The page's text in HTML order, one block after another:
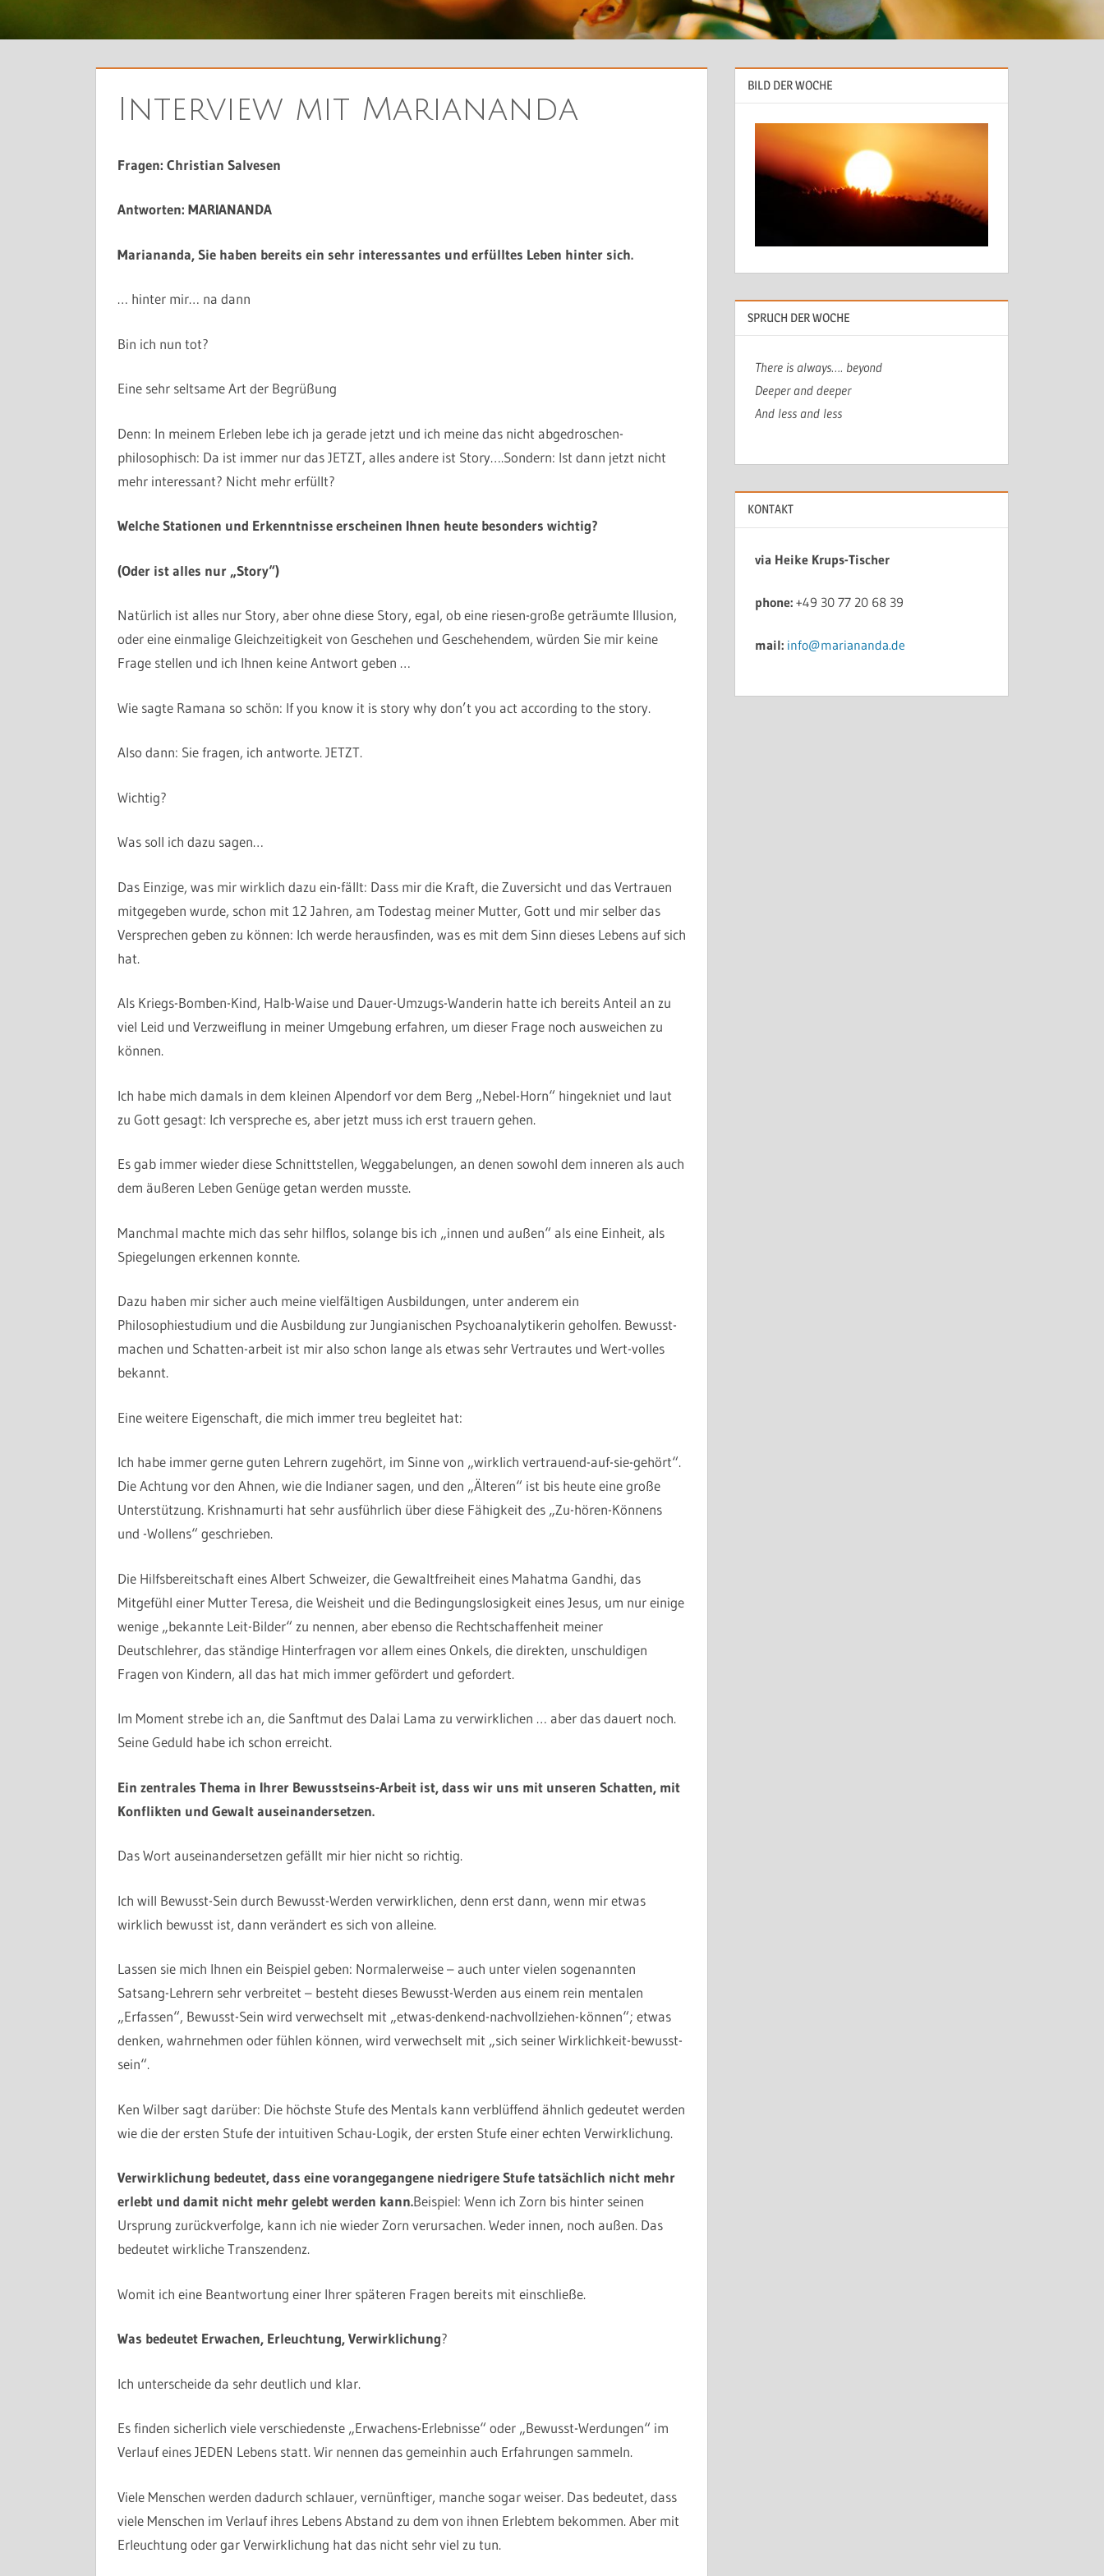
Interview mit Mariananda
Fragen: Christian Salvesen
Antworten: MARIANANDA
Mariananda, Sie haben bereits ein sehr interessantes und erfülltes Leben hinter sich.
… hinter mir… na dann
Bin ich nun tot?
Eine sehr seltsame Art der Begrüßung
Denn: In meinem Erleben lebe ich ja gerade jetzt und ich meine das nicht abgedroschen-
philosophisch: Da ist immer nur das JETZT, alles andere ist Story….Sondern: Ist dann jetzt nicht
mehr interessant? Nicht mehr erfüllt?
Welche Stationen und Erkenntnisse erscheinen Ihnen heute besonders wichtig?
(Oder ist alles nur „Story“)
Natürlich ist alles nur Story, aber ohne diese Story, egal, ob eine riesen-große geträumte Illusion,
oder eine einmalige Gleichzeitigkeit von Geschehen und Geschehendem, würden Sie mir keine
Frage stellen und ich Ihnen keine Antwort geben …
Wie sagte Ramana so schön: If you know it is story why don’t you act according to the story.
Also dann: Sie fragen, ich antworte. JETZT.
Wichtig?
Was soll ich dazu sagen…
Das Einzige, was mir wirklich dazu ein-fällt: Dass mir die Kraft, die Zuversicht und das Vertrauen
mitgegeben wurde, schon mit 12 Jahren, am Todestag meiner Mutter, Gott und mir selber das
Versprechen geben zu können: Ich werde herausfinden, was es mit dem Sinn dieses Lebens auf sich
hat.
Als Kriegs-Bomben-Kind, Halb-Waise und Dauer-Umzugs-Wanderin hatte ich bereits Anteil an zu
viel Leid und Verzweiflung in meiner Umgebung erfahren, um dieser Frage noch ausweichen zu
können.
Ich habe mich damals in dem kleinen Alpendorf vor dem Berg „Nebel-Horn“ hingekniet und laut
zu Gott gesagt: Ich verspreche es, aber jetzt muss ich erst trauern gehen.
Es gab immer wieder diese Schnittstellen, Weggabelungen, an denen sowohl dem inneren als auch
dem äußeren Leben Genüge getan werden musste.
Manchmal machte mich das sehr hilflos, solange bis ich „innen und außen“ als eine Einheit, als
Spiegelungen erkennen konnte.
Dazu haben mir sicher auch meine vielfältigen Ausbildungen, unter anderem ein
Philosophiestudium und die Ausbildung zur Jungianischen Psychoanalytikerin geholfen. Bewusst-
machen und Schatten-arbeit ist mir also schon lange als etwas sehr Vertrautes und Wert-volles
bekannt.
Eine weitere Eigenschaft, die mich immer treu begleitet hat:
Ich habe immer gerne guten Lehrern zugehört, im Sinne von „wirklich vertrauend-auf-sie-gehört“.
Die Achtung vor den Ahnen, wie die Indianer sagen, und den „Älteren“ ist bis heute eine große
Unterstützung. Krishnamurti hat sehr ausführlich über diese Fähigkeit des „Zu-hören-Könnens
und -Wollens“ geschrieben.
Die Hilfsbereitschaft eines Albert Schweizer, die Gewaltfreiheit eines Mahatma Gandhi, das
Mitgefühl einer Mutter Teresa, die Weisheit und die Bedingungslosigkeit eines Jesus, um nur einige
wenige „bekannte Leit-Bilder“ zu nennen, aber ebenso die Rechtschaffenheit meiner
Deutschlehrer, das ständige Hinterfragen vor allem eines Onkels, die direkten, unschuldigen
Fragen von Kindern, all das hat mich immer gefördert und gefordert.
Im Moment strebe ich an, die Sanftmut des Dalai Lama zu verwirklichen … aber das dauert noch.
Seine Geduld habe ich schon erreicht.
Ein zentrales Thema in Ihrer Bewusstseins-Arbeit ist, dass wir uns mit unseren Schatten, mit
Konflikten und Gewalt auseinandersetzen.
Das Wort auseinandersetzen gefällt mir hier nicht so richtig.
Ich will Bewusst-Sein durch Bewusst-Werden verwirklichen, denn erst dann, wenn mir etwas
wirklich bewusst ist, dann verändert es sich von alleine.
Lassen sie mich Ihnen ein Beispiel geben: Normalerweise – auch unter vielen sogenannten
Satsang-Lehrern sehr verbreitet – besteht dieses Bewusst-Werden aus einem rein mentalen
„Erfassen“, Bewusst-Sein wird verwechselt mit „etwas-denkend-nachvollziehen-können“; etwas
denken, wahrnehmen oder fühlen können, wird verwechselt mit „sich seiner Wirklichkeit-bewusst-
sein“.
Ken Wilber sagt darüber: Die höchste Stufe des Mentals kann verblüffend ähnlich gedeutet werden
wie die der ersten Stufe der intuitiven Schau-Logik, der ersten Stufe einer echten Verwirklichung.
Verwirklichung bedeutet, dass eine vorangegangene niedrigere Stufe tatsächlich nicht mehr
erlebt und damit nicht mehr gelebt werden kann.Beispiel: Wenn ich Zorn bis hinter seinen
Ursprung zurückverfolge, kann ich nie wieder Zorn verursachen. Weder innen, noch außen. Das
bedeutet wirkliche Transzendenz.
Womit ich eine Beantwortung einer Ihrer späteren Fragen bereits mit einschließe.
Was bedeutet Erwachen, Erleuchtung, Verwirklichung?
Ich unterscheide da sehr deutlich und klar.
Es finden sicherlich viele verschiedenste „Erwachens-Erlebnisse“ oder „Bewusst-Werdungen“ im
Verlauf eines JEDEN Lebens statt. Wir nennen das gemeinhin auch Erfahrungen sammeln.
Viele Menschen werden dadurch schlauer, vernünftiger, manche sogar weiser. Das bedeutet, dass
viele Menschen im Verlauf ihres Lebens Abstand zu dem von ihnen Erlebtem bekommen. Aber mit
Erleuchtung oder gar Verwirklichung hat das nicht sehr viel zu tun.
BILD DER WOCHE
SPRUCH DER WOCHE
There is always…. beyond
Deeper and deeper
And less and less
KONTAKT
via Heike Krups-Tischer
phone: +49 30 77 20 68 39
mail: info@mariananda.de